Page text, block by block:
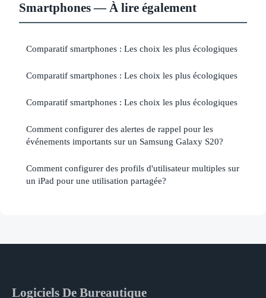
Smartphones — À lire également
Comparatif smartphones : Les choix les plus écologiques
Comparatif smartphones : Les choix les plus écologiques
Comparatif smartphones : Les choix les plus écologiques
Comment configurer des alertes de rappel pour les
événements importants sur un Samsung Galaxy S20?
Comment configurer des profils d'utilisateur multiples sur
un iPad pour une utilisation partagée?
Logiciels De Bureautique